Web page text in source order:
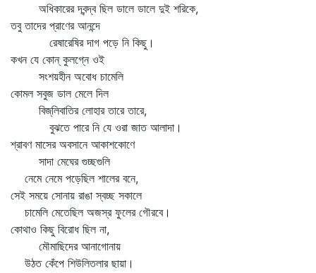
অধিকারের দ্বন্দ্ব ছিল ডালে ডালে দুই শরিকে,
তবু তাদের প্রাণের আনন্দে
রেষারেষির দাগ পড়ে নি কিছু।
কখন যে কোন্‌ কুলগ্নে ওই
সংশয়হীন অবোধ চামেলি
কোমল সবুজ ডাল মেলে দিল
বিজ্‌লিবাতির লোহার তারে তারে,
বুঝতে পারে নি যে ওরা জাত আলাদা।
শ্রাবণ মাসের অবসানে আকাশকোণে
সাদা মেঘের গুচ্ছগুলি
নেমে নেমে পড়েছিল শালের বনে,
সেই সময়ে সোনায় রাঙা স্বচ্ছ সকালে
চামেলি মেতেছিল অজস্র ফুলের গৌরবে।
কোথাও কিছু বিরোধ ছিল না,
মৌমাছিদের আনাগোনায়
উঠত কেঁপে শিউলিতলার ছায়া।